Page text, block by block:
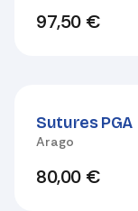
97,50 €
Sutures PGA
Arago
80,00 €